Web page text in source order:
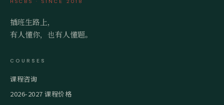
插班生路上，
有人懂你，也有人懂题。
COURSES
课程咨询
2026-2027 课程价格